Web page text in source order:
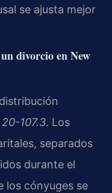
se ajusta mejor
divorcio en New
107.3. Los
separados
durante el
los cónyuges se